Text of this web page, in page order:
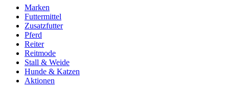
Marken
Futtermittel
Zusatzfutter
Pferd
Reiter
Reitmode
Stall & Weide
Hunde & Katzen
Aktionen